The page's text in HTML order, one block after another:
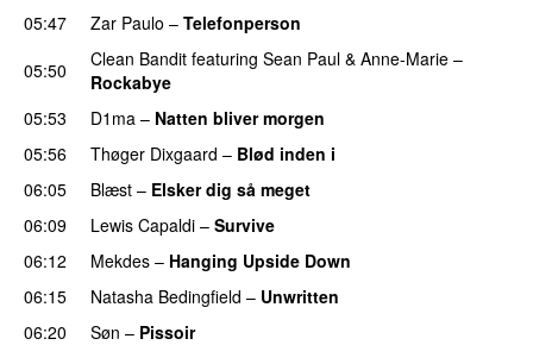
05:47 Zar Paulo – Telefonperson
05:50 Clean Bandit featuring Sean Paul & Anne-Marie –
Rockabye
05:53
D1ma – Natten bliver morgen
05:56
Thøger Dixgaard – Blød inden i
06:05 Blæst – Elsker dig så meget
06:09
Lewis Capaldi – Survive
06:12
Mekdes – Hanging Upside Down
06:15
Natasha Bedingfield – Unwritten
06:20
Søn – Pissoir